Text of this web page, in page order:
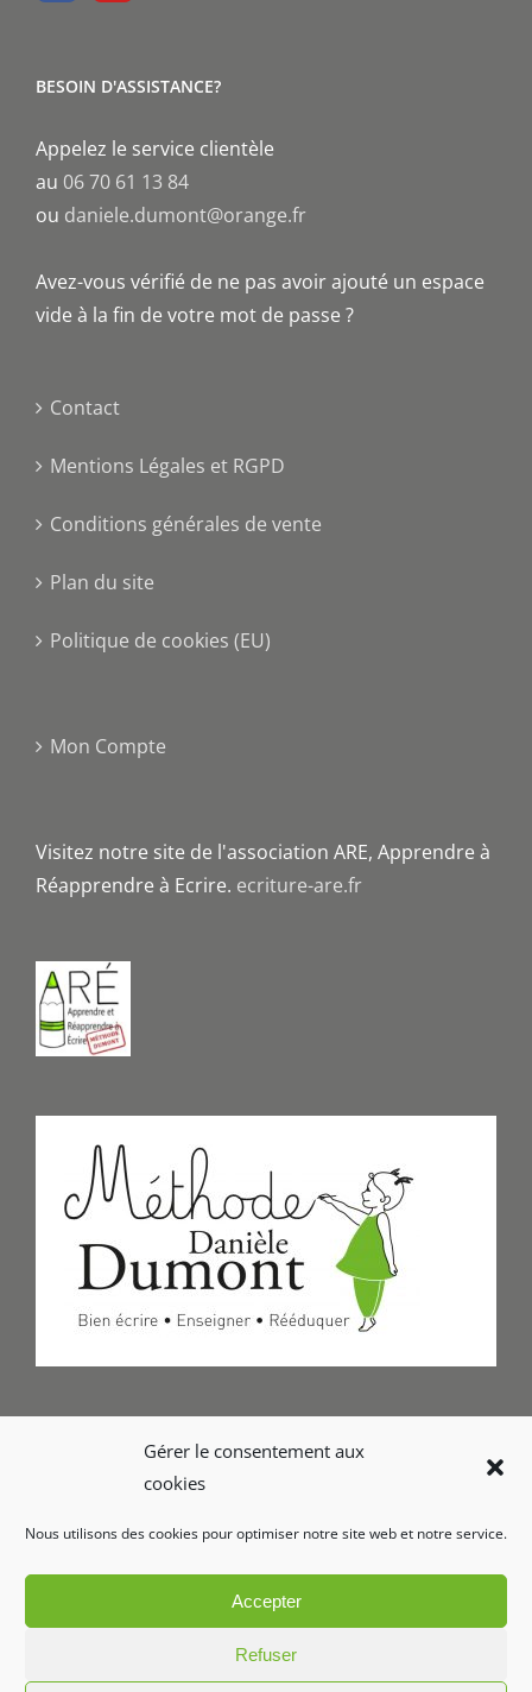
Gérer le consentement aux
cookies
Nous utilisons des cookies pour optimiser notre site web et notre service.
Accepter
Refuser
BESOIN D'ASSISTANCE?
Appelez le service clientèle
au 06 70 61 13 84
ou daniele.dumont@orange.fr
Avez-vous vérifié de ne pas avoir ajouté un espace
vide à la fin de votre mot de passe ?
Contact
Mentions Légales et RGPD
Conditions générales de vente
Plan du site
Politique de cookies (EU)
Mon Compte
Visitez notre site de l'association ARE, Apprendre à
Réapprendre à Ecrire. ecriture-are.fr
Formulaire de Contact